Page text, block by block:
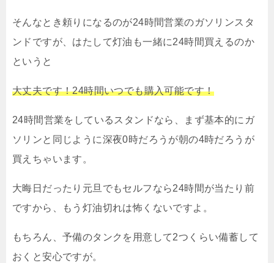
そんなとき頼りになるのが24時間営業のガソリンスタ
ンドですが、はたして灯油も一緒に24時間買えるのか
というと
大丈夫です！24時間いつでも購入可能です！
24時間営業をしているスタンドなら、まず基本的にガ
ソリンと同じように深夜0時だろうが朝の4時だろうが
買えちゃいます。
大晦日だったり元旦でもセルフなら24時間が当たり前
ですから、もう灯油切れは怖くないですよ。
もちろん、予備のタンクを用意して2つくらい備蓄して
おくと安心ですが。